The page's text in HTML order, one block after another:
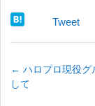
Tweet
← ハロプロ現役
して